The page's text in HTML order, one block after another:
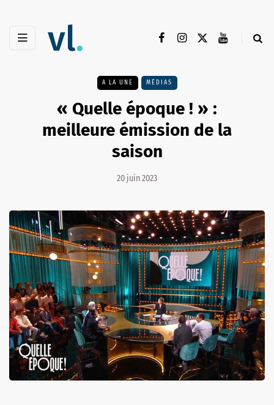
A LA UNE MÉDIAS
« Quelle époque ! » :
meilleure émission de la
saison
20 juin 2023